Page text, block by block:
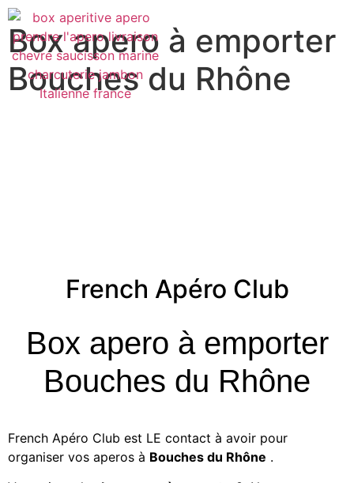
Box apero à emporter
Bouches du Rhône
French Apéro Club
Box apero à emporter
Bouches du Rhône
French Apéro Club est LE contact à avoir pour
organiser vos aperos à Bouches du Rhône .